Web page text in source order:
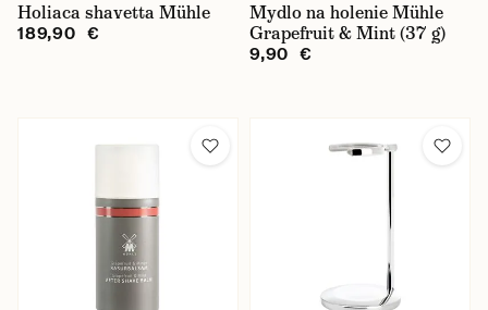
Holiaca shavetta Mühle
189,90 €
Mydlo na holenie Mühle
Grapefruit & Mint (37 g)
9,90 €